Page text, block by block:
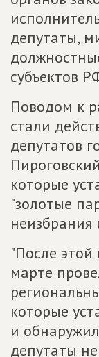
депутаты,
субъектов
Поводом к
стали
депутатов
которые
"золотые
"После
марте
которые
и
депутаты